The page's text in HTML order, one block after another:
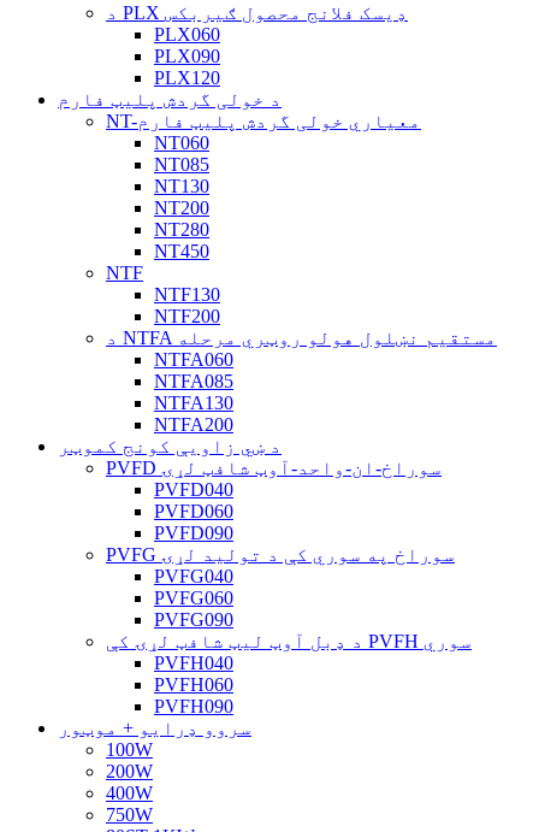
د PLX ډیسک فلانج محصول ګیربکس
PLX060
PLX090
PLX120
د خولی گردش پلیټ فارم
NT-معیاري خولی گردش پلیټ فارم
NT060
NT085
NT130
NT200
NT280
NT450
NTF
NTF130
NTF200
د NTFA مستقیم نښلول هولو روټري مرحله
NTFA060
NTFA085
NTFA130
NTFA200
د ښي زاویې کونج کموټر
PVFD سوراخ-ان-واحد-آوټ شافټ لړۍ
PVFD040
PVFD060
PVFD090
PVFG سوراخ په سوري کې د تولید لړۍ
PVFG040
PVFG060
PVFG090
د ډبل آوټ لیټ شافټ لړۍ کې PVFH سوري
PVFH040
PVFH060
PVFH090
سروو ډرایو + موټور
100W
200W
400W
750W